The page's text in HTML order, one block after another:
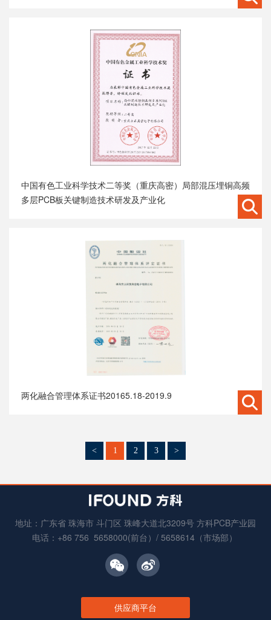
中国有色工业科学技术二等奖（重庆高密）局部混压埋铜高频
多层PCB板关键制造技术研发及产业化
两化融合管理体系证书20165.18-2019.9
< 1 2 3 >
地址：广东省 珠海市 斗门区 珠峰大道北3209号 方科PCB产业园
电话：+86 756 5658000(前台）/ 5658614（市场部）
供应商平台